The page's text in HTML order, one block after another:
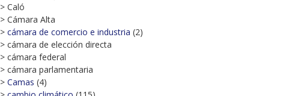
> Caló
> Cámara Alta
> cámara de comercio e industria (2)
> cámara de elección directa
> cámara federal
> cámara parlamentaria
> Camas (4)